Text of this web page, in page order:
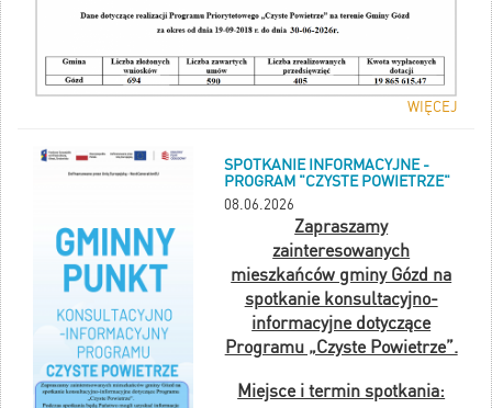
Społecznej z dnia 22 stycznia 2026r. w sprawie wysokości
funduszu alimentacyjnego od dnia 1 października 2026r. (M.P. z
2026r., poz. 138) dochód nie może przekroczyć 1665,00 zł na osobę
Ustalanie prawa i wypłata świadczeń zależą bezpośrednio od daty
złożenia wniosku.
WIĘCEJ
SPOTKANIE INFORMACYJNE -
PROGRAM "CZYSTE POWIETRZE"
08.06.2026
Zapraszamy
zainteresowanych
mieszkańców gminy Gózd na
spotkanie konsultacyjno-
informacyjne dotyczące
Programu „Czyste Powietrze”.
Miejsce i termin spotkania: